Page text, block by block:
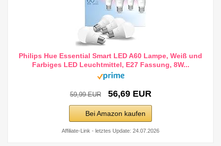
Philips Hue Essential Smart LED A60 Lampe, Weiß und
Farbiges LED Leuchtmittel, E27 Fassung, 8W...
59,99 EUR 56,69 EUR
Bei Amazon kaufen
Affiliate-Link - letztes Update: 24.07.2026